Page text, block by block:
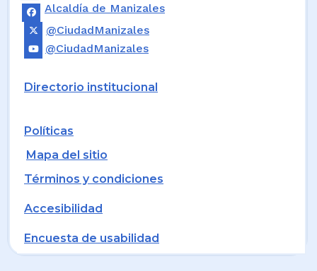
Alcaldía de Manizales
@CiudadManizales
@CiudadManizales
Directorio institucional
Políticas
Mapa del sitio
Términos y condiciones
Accesibilidad
Encuesta de usabilidad